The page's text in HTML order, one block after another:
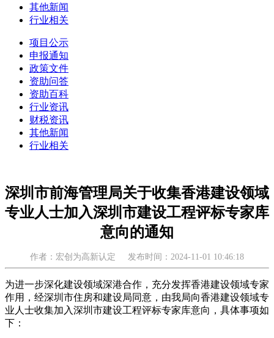
其他新闻
行业相关
项目公示
申报通知
政策文件
资助问答
资助百科
行业资讯
财税资讯
其他新闻
行业相关
深圳市前海管理局关于收集香港建设领域
专业人士加入深圳市建设工程评标专家库
意向的通知
作者：宏创为高新认定 发布时间：2024-11-01 10:46:18
为进一步深化建设领域深港合作，充分发挥香港建设领域专家
作用，经深圳市住房和建设局同意，由我局向香港建设领域专
业人士收集加入深圳市建设工程评标专家库意向，具体事项如
下：